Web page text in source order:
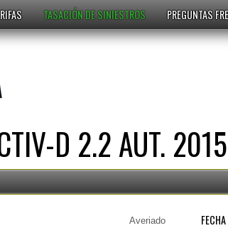
TASACIÓN DE SINIESTROS PREGUNTAS
D 2.2 AUT. 2015
Averiado